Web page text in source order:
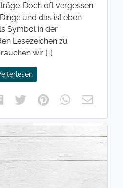
Doch oft vergessen
und das ist eben
Symbol in der
Lesezeichen zu
wir […]